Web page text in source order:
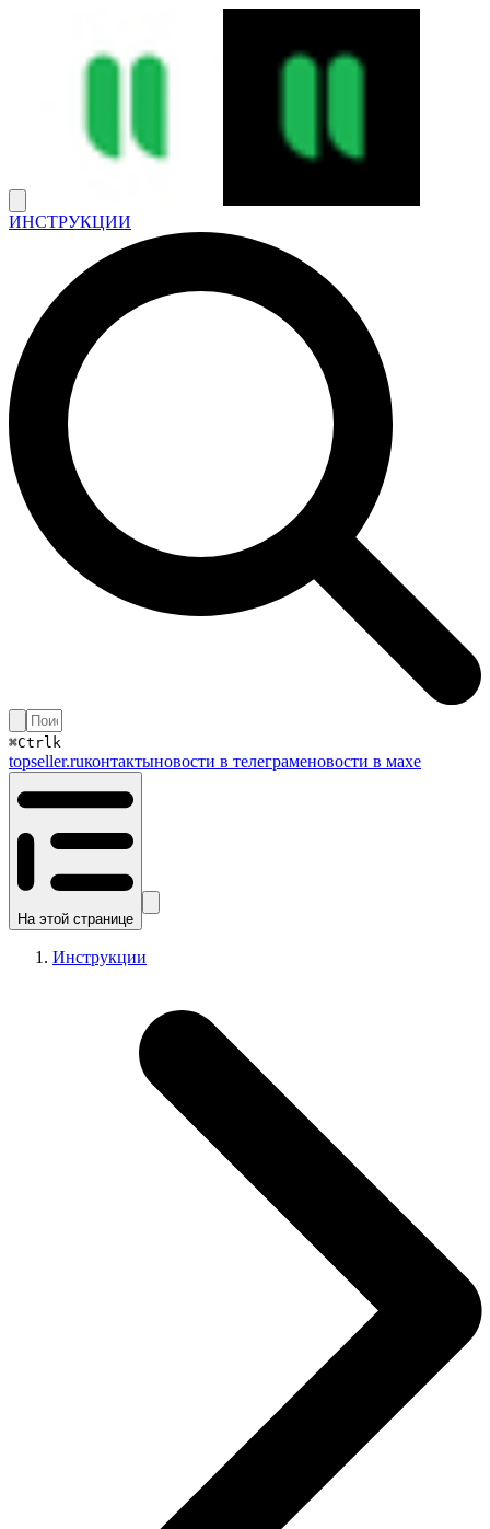
ИНСТРУКЦИИ
⌘Ctrl k
topseller.ruконтактыновости в телеграменовости в махе
На этой странице
Инструкции